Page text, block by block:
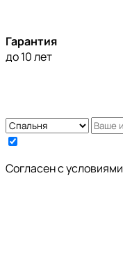
Гарантия
до 10 лет
Cогласен с условиями